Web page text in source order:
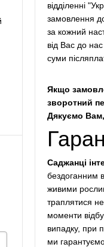
відділенні
замовлення
за кожний
від Вас до
суми
Якщо
зворотний
Дякуємо
Саджанці
бездоганним
живими
траплятися
моменти
випадку, при
ми